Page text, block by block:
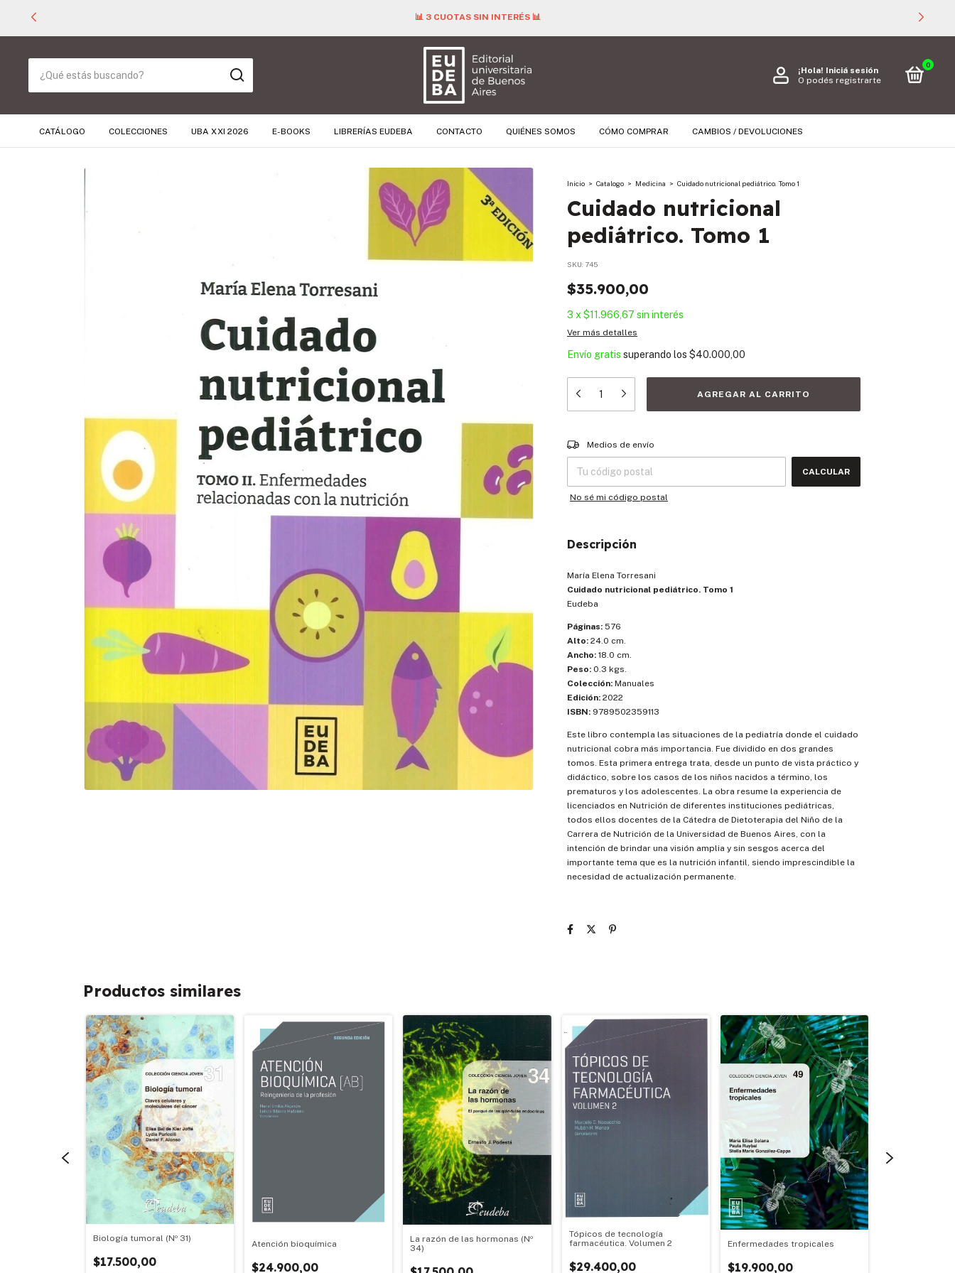
📊 3 CUOTAS SIN INTERÉS 📊
¡Hola! Iniciá sesión
O podés registrarte
0
CATÁLOGO COLECCIONES UBA XXI 2026 E-BOOKS LIBRERÍAS EUDEBA CONTACTO QUIÉNES SOMOS CÓMO COMPRAR CAMBIOS / DEVOLUCIONES
Inicio > Catalogo > Medicina > Cuidado nutricional pediátrico. Tomo 1
Cuidado nutricional
pediátrico. Tomo 1
SKU: 745
$35.900,00
3 x $11.966,67 sin interés
Ver más detalles
Envío gratis superando los $40.000,00
Entregas para el CP:
Medios de envío
CALCULAR
No sé mi código postal
Descripción
María Elena Torresani
Cuidado nutricional pediátrico. Tomo 1
Eudeba
Páginas: 576
Alto: 24.0 cm.
Ancho: 18.0 cm.
Peso: 0.3 kgs.
Colección: Manuales
Edición: 2022
ISBN: 9789502359113
Este libro contempla las situaciones de la pediatría donde el cuidado
nutricional cobra más importancia. Fue dividido en dos grandes
tomos. Esta primera entrega trata, desde un punto de vista práctico y
didáctico, sobre los casos de los niños nacidos a término, los
prematuros y los adolescentes. La obra resume la experiencia de
licenciados en Nutrición de diferentes instituciones pediátricas,
todos ellos docentes de la Cátedra de Dietoterapia del Niño de la
Carrera de Nutrición de la Universidad de Buenos Aires, con la
intención de brindar una visión amplia y sin sesgos acerca del
importante tema que es la nutrición infantil, siendo imprescindible la
necesidad de actualización permanente.
Productos similares
Biología tumoral (Nº 31)
$17.500,00
Atención bioquímica
$24.900,00
La razón de las hormonas (Nº
34)
Tópicos de tecnología
farmacéutica. Volumen 2
$29.400,00
Enfermedades tropicales
$19.900,00